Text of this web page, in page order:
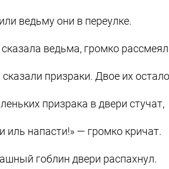
ведьму они в переулке.
сказала ведьма, громко
призраки. Двое их
призрака в двери стучат,
иль напасти!» — громко кричат.
гоблин двери распахнул.